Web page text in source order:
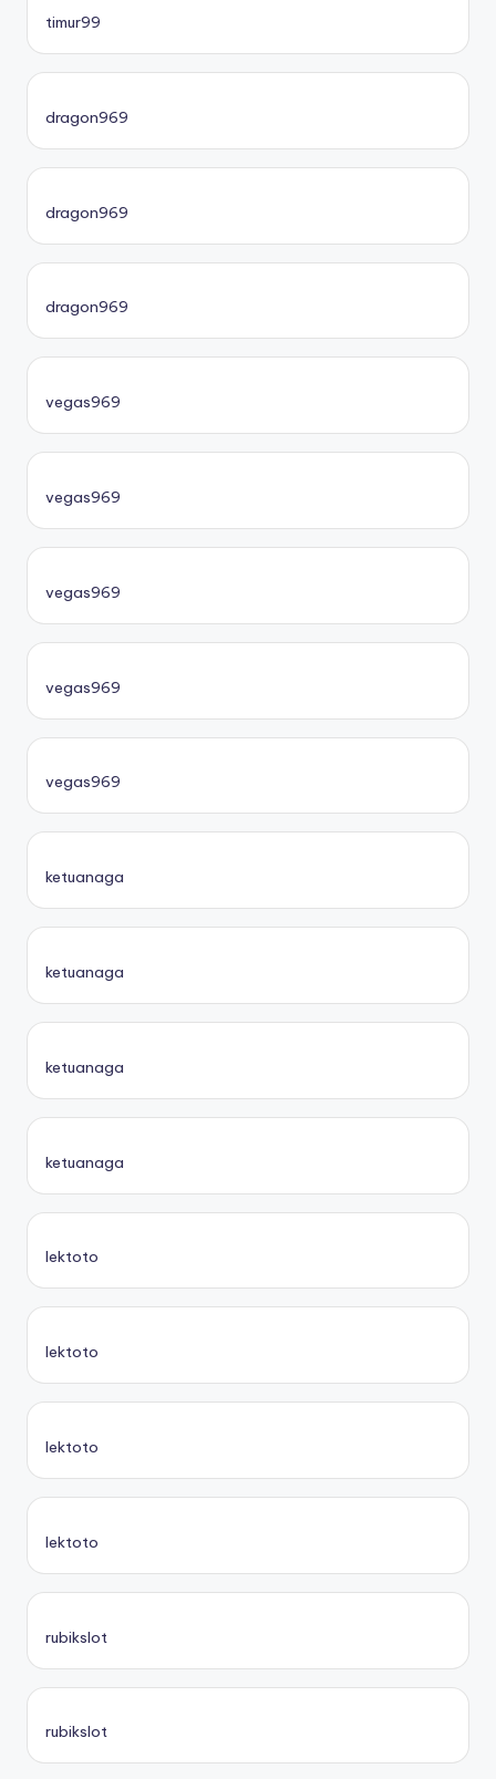
timur99
dragon969
dragon969
dragon969
vegas969
vegas969
vegas969
vegas969
vegas969
ketuanaga
ketuanaga
ketuanaga
ketuanaga
lektoto
lektoto
lektoto
lektoto
rubikslot
rubikslot